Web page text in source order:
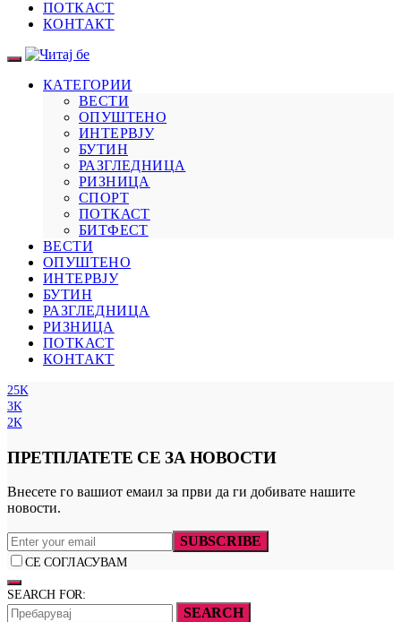
ПОТКАСТ
КОНТАКТ
КАТЕГОРИИ
ВЕСТИ
ОПУШТЕНО
ИНТЕРВЈУ
БУТИН
РАЗГЛЕДНИЦА
РИЗНИЦА
СПОРТ
ПОТКАСТ
БИТФЕСТ
ВЕСТИ
ОПУШТЕНО
ИНТЕРВЈУ
БУТИН
РАЗГЛЕДНИЦА
РИЗНИЦА
ПОТКАСТ
КОНТАКТ
25K
3K
2K
ПРЕТПЛАТЕТЕ СЕ ЗА НОВОСТИ
Внесете го вашиот емаил за први да ги добивате нашите
новости.
SUBSCRIBE
СЕ СОГЛАСУВАМ
SEARCH FOR:
SEARCH